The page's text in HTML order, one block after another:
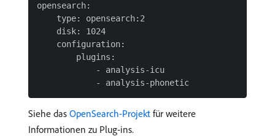
opensearch:
    type: opensearch:2
    disk: 1024
    configuration:
        plugins:
            - analysis-icu
Siehe das OpenSearch-Projekt für weitere
Informationen zu Plug-ins.